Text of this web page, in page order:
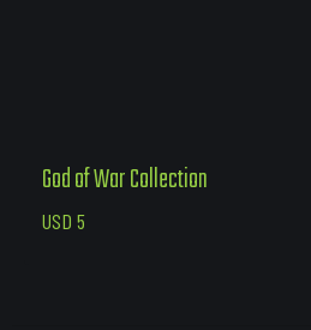
God of War Collection
USD 5